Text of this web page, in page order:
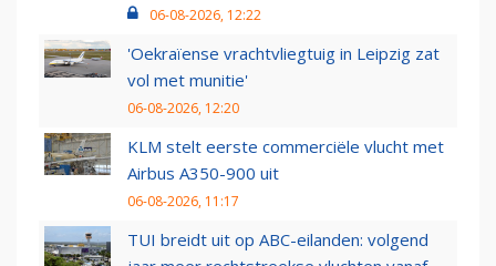
06-08-2026, 12:22
'Oekraïense vrachtvliegtuig in Leipzig zat
vol met munitie'
06-08-2026, 12:20
KLM stelt eerste commerciële vlucht met
Airbus A350-900 uit
06-08-2026, 11:17
TUI breidt uit op ABC-eilanden: volgend